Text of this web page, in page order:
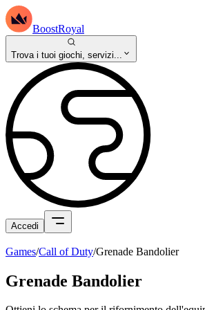
BoostRoyal
Trova i tuoi giochi, servizi...
Accedi
Games/Call of Duty/Grenade Bandolier
Grenade Bandolier